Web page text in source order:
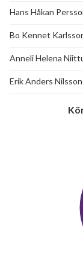
Hans Håkan
Bo Kennet
Anneli Helena
Erik Anders Nilsson